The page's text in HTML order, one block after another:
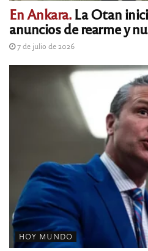
En Ankara.La Otan
anuncios de rearme y
7 de julio de 2026
HOY MUNDO